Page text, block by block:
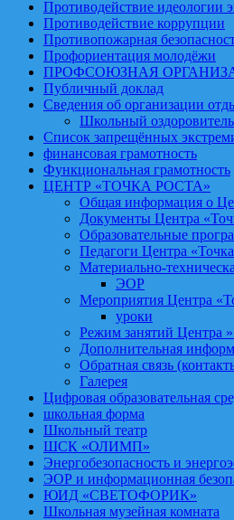
Противодействие идеологии
Противодействие коррупции
Противопожарная
Профориентация молодёжи
ПРОФСОЮЗНАЯ
Публичный доклад
Сведения об организации
Школьный
Список запрещённых
финансовая грамотность
Функциональная грамотность
ЦЕНТР «ТОЧКА РОСТА»
Общая информация о
Документы Центра
Образовательные
Педагоги Центра
Материально-
ЭОР
Мероприятия Центра
уроки
Режим занятий Центра »
Дополнительная
Обратная связь
Галерея
Цифровая образовательная
школьная форма
Школьный театр
ШСК «ОЛИМП»
Энергобезопасность и
ЭОР и информационная
ЮИД «СВЕТОФОРИК»
Школьная музейная комната